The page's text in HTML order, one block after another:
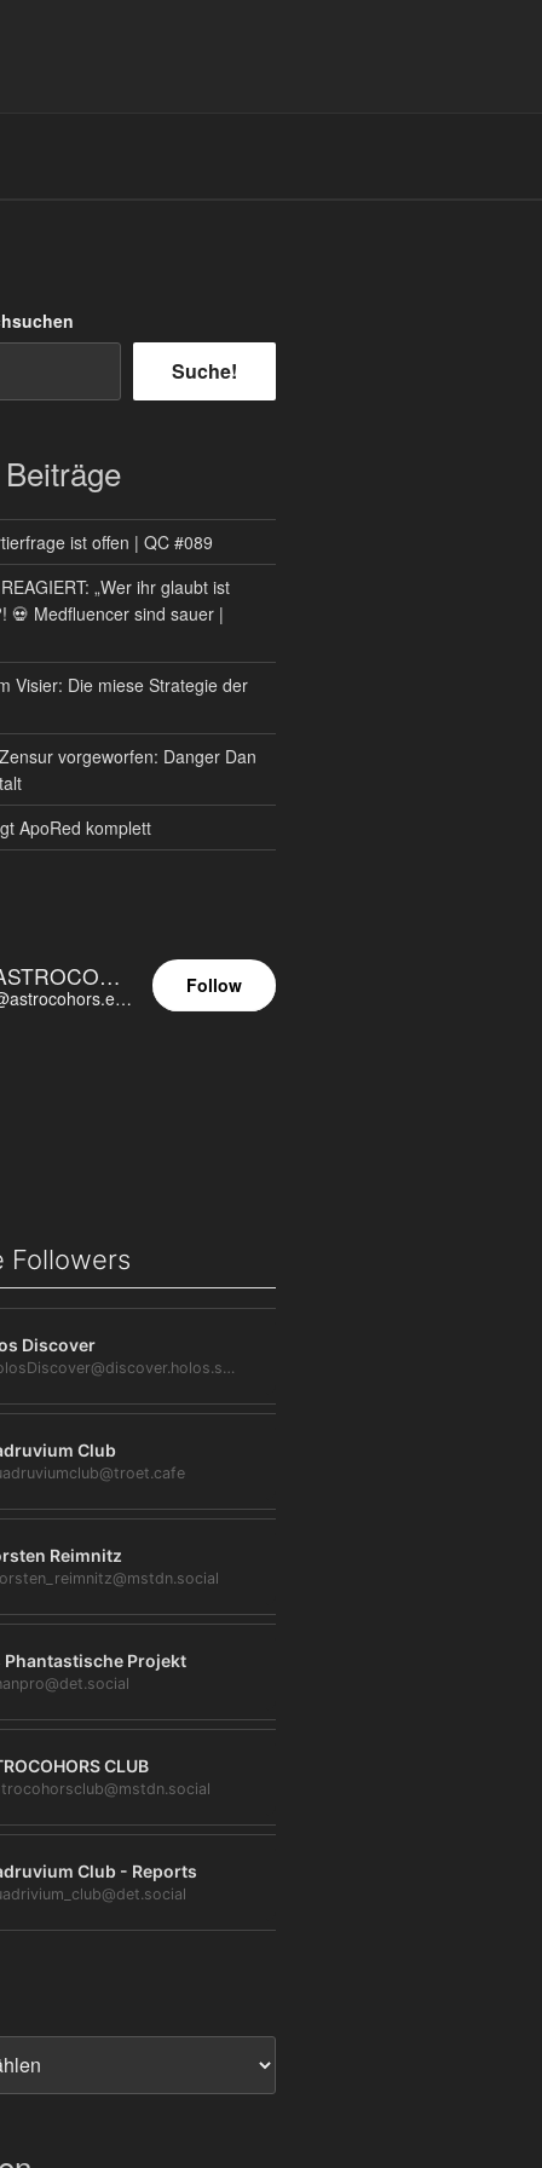
Suche!
ist offen | QC #089
„Wer ihr glaubt ist
💀 Medfluencer sind sauer |
Visier: Die miese Strategie der
vorgeworfen: Danger Dan
ApoRed komplett
ASTROCOHORS EUNOIA ULTIMA
@astrocohors.eu@astrocohors.eu
Follow
Followers
Discover
@HolosDiscover@discover.holos.social
Club
Reimnitz
Phantastische Projekt
CLUB
Club - Reports